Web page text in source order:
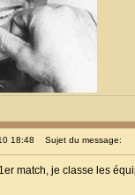
18:48 Sujet du message:
match, je classe les